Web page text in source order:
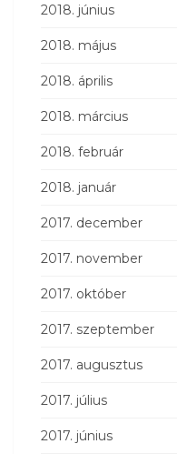
2018. június
2018. május
2018. április
2018. március
2018. február
2018. január
2017. december
2017. november
2017. október
2017. szeptember
2017. augusztus
2017. július
2017. június